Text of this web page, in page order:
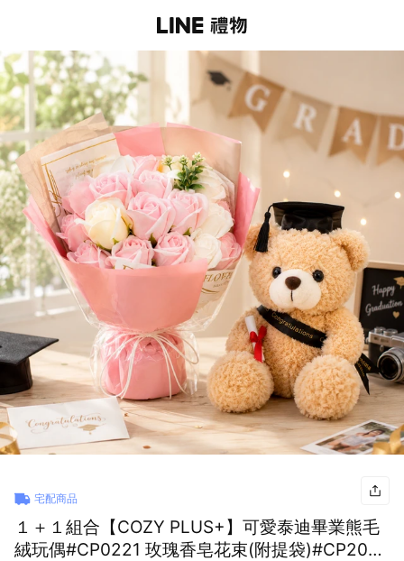
宅配商品
１＋１組合【COZY PLUS+】可愛泰迪畢業熊毛
絨玩偶#CP0221 玫瑰香皂花束(附提袋)#CP2023